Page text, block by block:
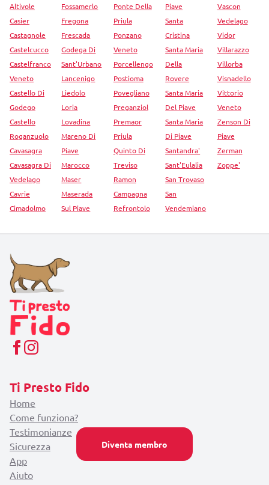
Diventa membro
Altivole
Casier
Castagnole
Castelcucco
Castelfranco
Veneto
Castello Di
Godego
Castello
Roganzuolo
Cavasagra
Cavasagra Di
Vedelago
Cavrie
Cimadolmo
Fossamerlo
Fregona
Frescada
Godega Di
Sant'Urbano
Lancenigo
Liedolo
Loria
Lovadina
Mareno Di
Piave
Marocco
Maser
Maserada
Sul Piave
Ponte Della
Priula
Ponzano
Veneto
Porcellengo
Postioma
Povegliano
Preganziol
Premaor
Priula
Quinto Di
Treviso
Ramon
Campagna
Refrontolo
Piave
Santa
Cristina
Santa Maria
Della
Rovere
Santa Maria
Del Piave
Santa Maria
Di Piave
Santandra'
Sant'Eulalia
San Trovaso
San
Vendemiano
Vascon
Vedelago
Vidor
Villarazzo
Villorba
Visnadello
Vittorio
Veneto
Zenson Di
Piave
Zerman
Zoppe'
Ti Presto Fido
Home
Come funziona?
Testimonianze
Sicurezza
App
Aiuto